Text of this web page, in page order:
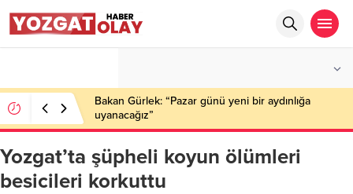
Bakan Gürlek: “Pazar günü yeni bir aydınlığa
uyanacağız”
Yozgat’ta şüpheli koyun ölümleri
besicileri korkuttu